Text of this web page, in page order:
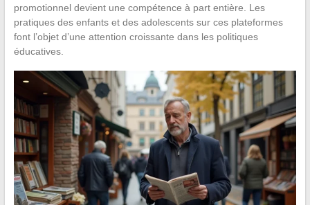
promotionnel devient une compétence à part entière. Les
pratiques des enfants et des adolescents sur ces plateformes
font l’objet d’une attention croissante dans les politiques
éducatives.